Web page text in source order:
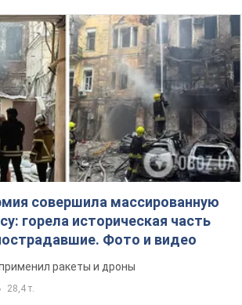
совершила массированную
горела историческая часть
Фото и видео
ракеты и дроны
28,4 т.